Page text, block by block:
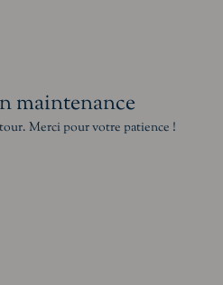
maintenance
Merci pour votre patience !